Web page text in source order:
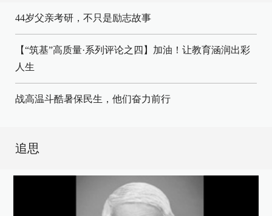
44岁父亲考研，不只是励志故事
【“筑基”高质量·系列评论之四】加油！让教育涵润出彩
人生
战高温斗酷暑保民生，他们奋力前行
追思